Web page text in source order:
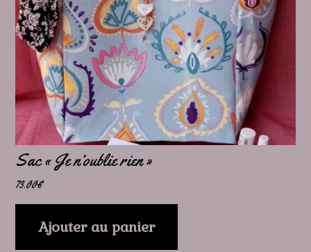
Sac « Je n’oublie rien »
73.00€
Ajouter au panier